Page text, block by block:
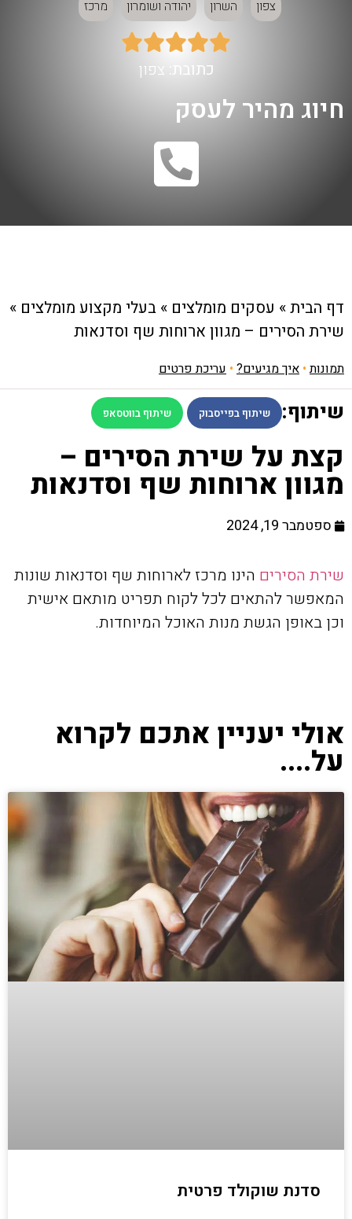
צפון השרון יהודה ושומרון מרכז





כתובת: צפון
חיוג מהיר לעסק
דף הבית» עסקים מומלצים » בעלי מקצוע מומלצים »
שירת הסירים – מגוון ארוחות שף וסדנאות
תמונות• איך מגיעים? • עריכת פרטים
שיתוף: שיתוף בפייסבוק שיתוף בווטסאפ
קצת על שירת הסירים –
מגוון ארוחות שף וסדנאות
ספטמבר 19, 2024
שירת הסירים הינו מרכז לארוחות שף וסדנאות שונות
המאפשר להתאים לכל לקוח תפריט מותאם אישית
וכן באופן הגשת מנות האוכל המיוחדות.
אולי יעניין אתכם לקרוא
על....
סדנת שוקולד פרטית